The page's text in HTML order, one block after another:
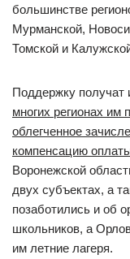
большинстве
Мурманской,
Томской и
Поддержку получат
многих регионах им
облегченное
компенсацию
Воронежской
двух субъектах, а
позаботились и об
школьников, а
им летние лагеря.